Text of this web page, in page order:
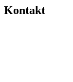
Kontakt